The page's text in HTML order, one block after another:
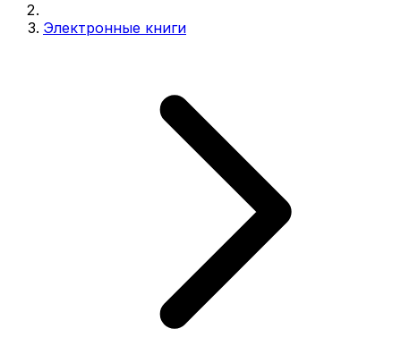
Электронные книги